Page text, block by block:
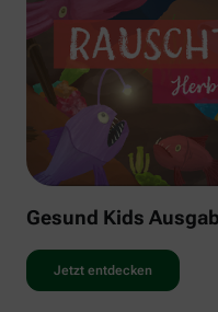
Gesund Kids
Jetzt entdecken